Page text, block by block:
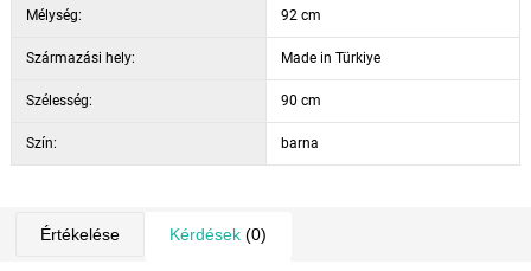
Mélység: 92 cm
Származási hely: Made in Türkiye
Szélesség: 90 cm
Szín: barna
Értékelése Kérdések(0)